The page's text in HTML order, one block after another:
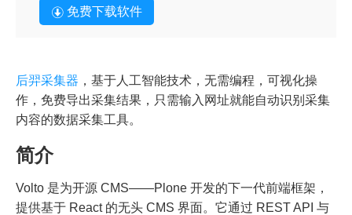
免费下载软件
后羿采集器 ，基于人工智能技术，无需编程，可视化操
作，免费导出采集结果，只需输入网址就能自动识别采集
内容的数据采集工具。
简介
Volto 是为开源 CMS——Plone 开发的下一代前端框架，
提供基于 React 的无头 CMS 界面。它通过 REST API 与